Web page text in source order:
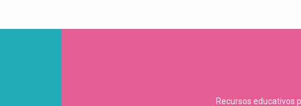
Recursos educativos